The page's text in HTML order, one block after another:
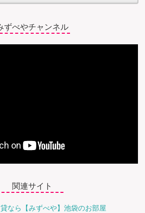
ずべやチャンネル
関連サイト
なら【みずべや】池袋のお部屋